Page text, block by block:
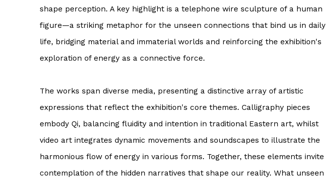
shape perception. A key highlight is a telephone wire sculpture of a human
figure—a striking metaphor for the unseen connections that bind us in daily
life, bridging material and immaterial worlds and reinforcing the exhibition's
exploration of energy as a connective force.
The works span diverse media, presenting a distinctive array of artistic
expressions that reflect the exhibition's core themes. Calligraphy pieces
embody Qi, balancing fluidity and intention in traditional Eastern art, whilst
video art integrates dynamic movements and soundscapes to illustrate the
harmonious flow of energy in various forms. Together, these elements invite
contemplation of the hidden narratives that shape our reality. What unseen